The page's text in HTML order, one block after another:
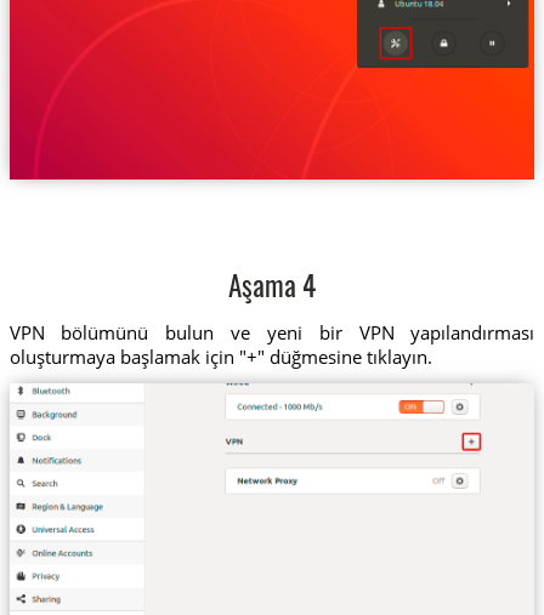
Aşama 4
VPN bölümünü bulun ve yeni bir VPN yapılandırması
oluşturmaya başlamak için "+" düğmesine tıklayın.